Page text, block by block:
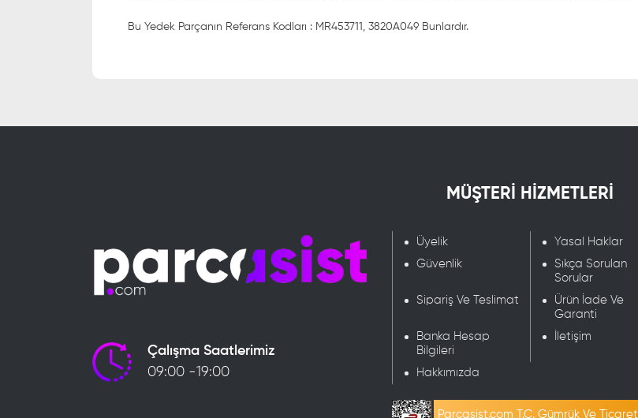
Bu Yedek Parçanın Referans Kodları : MR453711, 3820A049 Bunlardır.
Çalışma Saatlerimiz
09:00 -19:00
MÜŞTERİ HİZMETLERİ
Üyelik
Yasal Haklar
Güvenlik
Sıkça Sorulan
Sorular
Sipariş Ve Teslimat
Ürün İade Ve
Garanti
Banka Hesap
Bilgileri
İletişim
Hakkımızda
Parcasist.com T.C. Gümrük Ve Ticaret